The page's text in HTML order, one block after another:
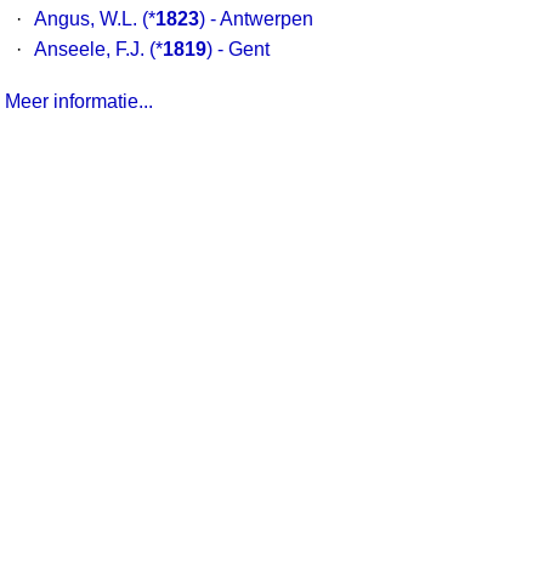
·
Angus, W.L. (*1823) - Antwerpen
·
Anseele, F.J. (*1819) - Gent
Meer informatie...